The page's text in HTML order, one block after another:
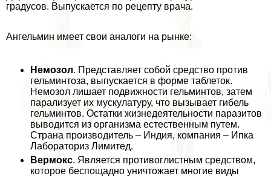
градусов. Выпускается по рецепту врача.
Ангельмин имеет свои аналоги на рынке:
Немозол. Представляет собой средство против
гельминтоза, выпускается в форме таблеток.
Немозол лишает подвижности гельминтов, затем
парализует их мускулатуру, что вызывает гибель
гельминтов. Остатки жизнедеятельности паразитов
выводится из организма естественным путем.
Страна производитель – Индия, компания – Ипка
Лабораториз Лимитед.
Вермокс. Является противоглистным средством,
которое беспощадно уничтожает многие виды